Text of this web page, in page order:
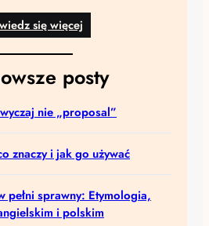
się więcej
posty
nie „proposal”
znaczy i jak go używać
pełni sprawny: Etymologia,
i polskim